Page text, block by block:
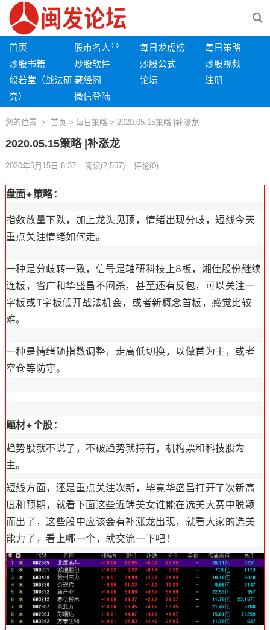
首页 股市名人堂 每日龙虎榜
每日策略
炒股书籍
炒股软件 炒股公式
炒股视频
般若堂（战法研
究）
藏经阁 论坛
注册
微信登陆
您的位置 首页 > 每日策略 > 2020.05.15策略 |补涨龙
2020.05.15策略 |补涨龙
2020年5月15日 8:37 阅读(2,557) 评论(0)
盘面+策略：
指数放量下跌，加上龙头见顶，情绪出现分歧，短线今天
重点关注情绪如何走。
一种是分歧转一致，信号是轴研科技上8板，湘佳股份继续
连板，省广和华盛昌不闷杀，甚至还有反包，可以关注一
字板或T字板低开战法机会，或者新概念首板，感觉比较
难。
一种是情绪随指数调整，走高低切换，以做首为主，或者
空仓等防守。
题材+个股：
趋势股就不说了，不破趋势就持有，机构票和科技股为
主。
短线方面，还是重点关注次新，毕竟华盛昌打开了次新高
度和预期，就看下面这些近端美女谁能在选美大赛中脱颖
而出了，这些股中应该会有补涨龙出现，就看大家的选美
能力了，看上哪一个，就交流一下吧！